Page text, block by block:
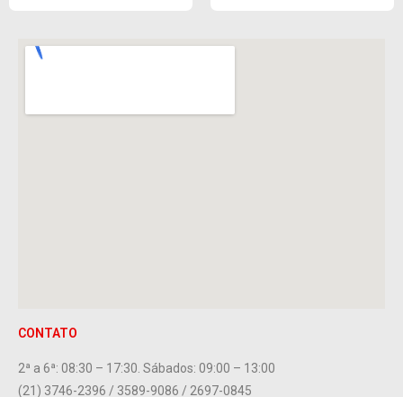
CONTATO
2ª a 6ª: 08:30 – 17:30. Sábados: 09:00 – 13:00
(21) 3746-2396 / 3589-9086 / 2697-0845